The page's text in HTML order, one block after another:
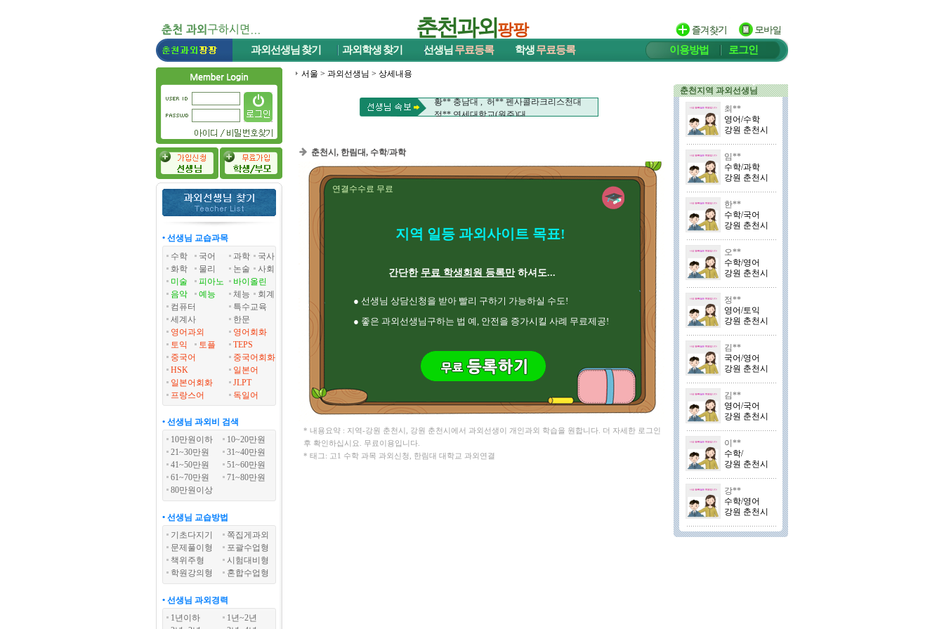
춘천과외 팡팡
과외선생님 찾기 과외학생찾기 선생님 무료등록 학생무료등록 이용방법 로그인
• 선생님 교습과목
수학
국어 과학
국사
화학
물리 논술
사회
미술
피아노
바이올린
음악
예능 체능
회계
컴퓨터
특수교육
세계사
한문
영어과외
영어회화
토익
토플
TEPS
중국어
중국어회화
HSK
일본어
일본어회화
JLPT
프랑스어
독일어
• 선생님 과외비 검색
10만원이하
10~20만원
21~30만원
31~40만원
41~50만원
51~60만원
61~70만원
71~80만원
80만원이상
• 선생님 교습방법
기초다지기
쪽집게과외
문제풀이형
포괄수업형
책위주형
시험대비형
학원강의형
혼합수업형
• 선생님 과외경력
1년이하
1년~2년
서울 > 과외선생님 > 상세내용
황** 충남대 , 허** 펜사콜라크리스천대
정** 연세대학교(원주)대
춘천시, 한림대, 수학/과학
연결수수료 무료
지역 일등 과외사이트 목표!
간단한 무료 학생회원 등록만하셔도...
● 선생님 상담신청을 받아 빨리 구하기 가능하실 수도!
● 좋은 과외선생님구하는 법 예, 안전을 증가시킬 사례 무료제공!
* 내용요약 : 지역-강원 춘천시, 강원 춘천시에서 과외선생이 개인과외 학습을 원합니다. 더 자세한 로그인
후 확인하십시요. 무료이용입니다.
* 태그: 고1 수학 과목 과외신청, 한림대 대학교 과외연결
춘천지역 과외선생님
최**
영어/수학
강원 춘천시
임**
수학/과학
강원 춘천시
한**
수학/국어
강원 춘천시
오**
수학/영어
강원 춘천시
정**
영어/토익
강원 춘천시
김**
국어/영어
강원 춘천시
김**
영어/국어
강원 춘천시
이**
수학/
강원 춘천시
강**
수학/영어
강원 춘천시